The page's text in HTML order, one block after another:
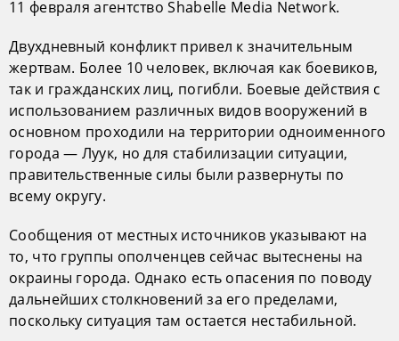
11 февраля агентство Shabelle Media Network.
Двухдневный конфликт привел к значительным
жертвам. Более 10 человек, включая как боевиков,
так и гражданских лиц, погибли. Боевые действия с
использованием различных видов вооружений в
основном проходили на территории одноименного
города — Луук, но для стабилизации ситуации,
правительственные силы были развернуты по
всему округу.
Сообщения от местных источников указывают на
то, что группы ополченцев сейчас вытеснены на
окраины города. Однако есть опасения по поводу
дальнейших столкновений за его пределами,
поскольку ситуация там остается нестабильной.